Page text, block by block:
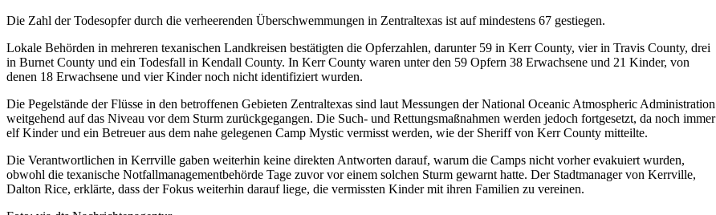
Die Zahl der Todesopfer durch die verheerenden Überschwemmungen in Zentraltexas ist auf mindestens 67 gestiegen.
Lokale Behörden in mehreren texanischen Landkreisen bestätigten die Opferzahlen, darunter 59 in Kerr County, vier in Travis County, drei
in Burnet County und ein Todesfall in Kendall County. In Kerr County waren unter den 59 Opfern 38 Erwachsene und 21 Kinder, von
denen 18 Erwachsene und vier Kinder noch nicht identifiziert wurden.
Die Pegelstände der Flüsse in den betroffenen Gebieten Zentraltexas sind laut Messungen der National Oceanic Atmospheric Administration
weitgehend auf das Niveau vor dem Sturm zurückgegangen. Die Such- und Rettungsmaßnahmen werden jedoch fortgesetzt, da noch immer
elf Kinder und ein Betreuer aus dem nahe gelegenen Camp Mystic vermisst werden, wie der Sheriff von Kerr County mitteilte.
Die Verantwortlichen in Kerrville gaben weiterhin keine direkten Antworten darauf, warum die Camps nicht vorher evakuiert wurden,
obwohl die texanische Notfallmanagementbehörde Tage zuvor vor einem solchen Sturm gewarnt hatte. Der Stadtmanager von Kerrville,
Dalton Rice, erklärte, dass der Fokus weiterhin darauf liege, die vermissten Kinder mit ihren Familien zu vereinen.